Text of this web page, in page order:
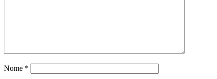
Nome *